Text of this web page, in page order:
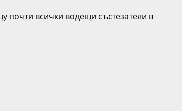
почти всички водещи състезатели в